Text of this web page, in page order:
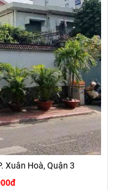
Xuân Hoà, Quận 3